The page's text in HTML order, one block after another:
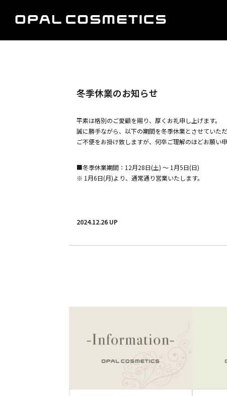
冬季休業のお知らせ
平素は格別のご愛顧を賜り、厚くお礼申し上げます。
誠に勝手ながら、以下の期間を冬季休業とさせていただ
ご不便をお掛け致しますが、何卒ご理解のほどお願い申
■冬季休業期間：12月28日(土) ～ 1月5日(日)
※ 1月6日(月)より、通常通り営業いたします。
2024.12.26 UP